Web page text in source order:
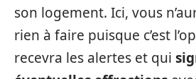
son logement. Ici, vous
rien à faire puisque c’est
recevra les alertes et qui